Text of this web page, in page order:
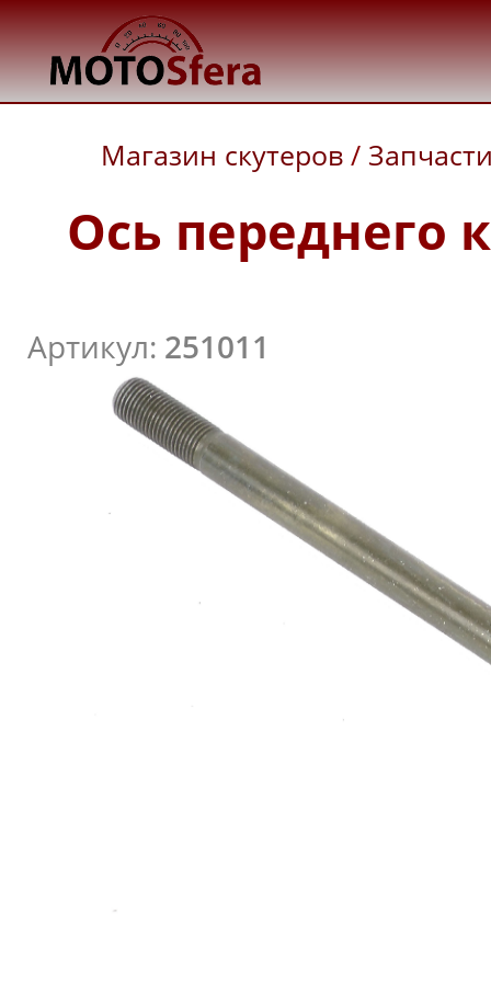
Магазин скутеров /
Ось переднего
Артикул: 251011